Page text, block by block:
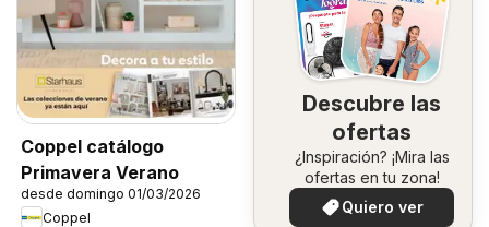
Coppel catálogo
Primavera Verano
desde domingo 01/03/2026
Coppel
Descubre las
ofertas
¿Inspiración? ¡Mira las
ofertas en tu zona!
Quiero ver